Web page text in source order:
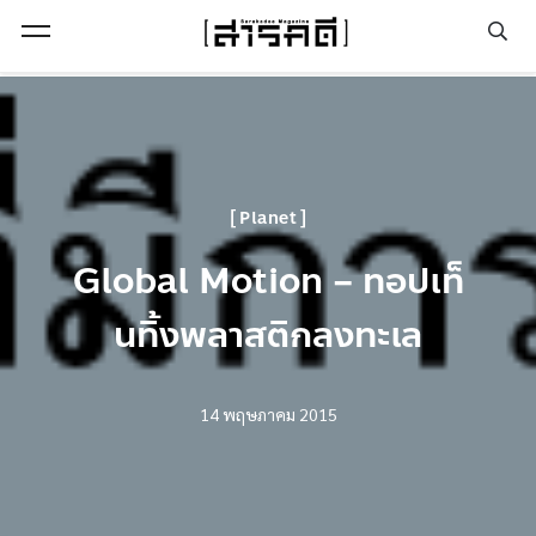
Planet
Global Motion – ทอปเท็
นทิ้งพลาสติกลงทะเล
14 พฤษภาคม 2015